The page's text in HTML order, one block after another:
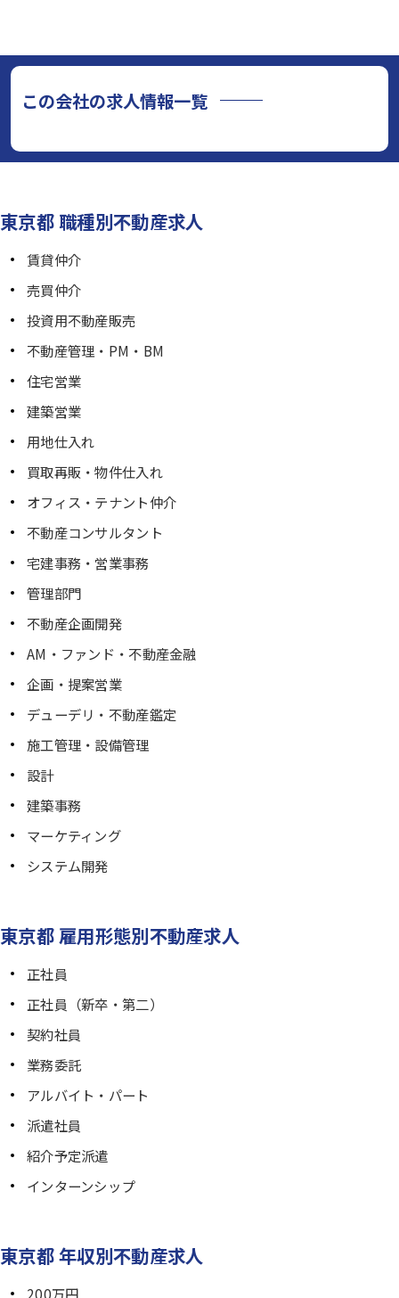
この会社の求人情報一覧
東京都 職種別不動産求人
賃貸仲介
売買仲介
投資用不動産販売
不動産管理・PM・BM
住宅営業
建築営業
用地仕入れ
買取再販・物件仕入れ
オフィス・テナント仲介
不動産コンサルタント
宅建事務・営業事務
管理部門
不動産企画開発
AM・ファンド・不動産金融
企画・提案営業
デューデリ・不動産鑑定
施工管理・設備管理
設計
建築事務
マーケティング
システム開発
東京都 雇用形態別不動産求人
正社員
正社員（新卒・第二）
契約社員
業務委託
アルバイト・パート
派遣社員
紹介予定派遣
インターンシップ
東京都 年収別不動産求人
200万円